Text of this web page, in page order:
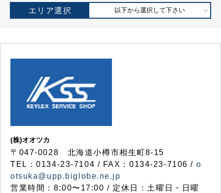
エリア選択 以下から選択して下さい
(株)オオツカ
〒047-0028 北海道小樽市相生町8-15
TEL：0134-23-7104 / FAX：0134-23-7106 / o
otsuka@upp.biglobe.ne.jp
営業時間：8:00〜17:00 / 定休日：土曜日・日曜